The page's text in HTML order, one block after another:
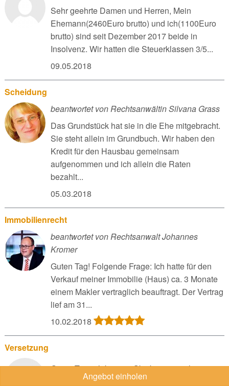
Angebot einholen
Sehr geehrte Damen und Herren, Mein
Ehemann(2460Euro brutto) und ich(1100Euro
brutto) sind seit Dezember 2017 beide in
Insolvenz. Wir hatten die Steuerklassen 3/5...
09.05.2018
Scheidung
beantwortet von Rechtsanwältin Silvana Grass
Das Grundstück hat sie in die Ehe mitgebracht.
Sie steht allein im Grundbuch. Wir haben den
Kredit für den Hausbau gemeinsam
aufgenommen und ich allein die Raten
bezahlt...
05.03.2018
Immobilienrecht
beantwortet von Rechtsanwalt Johannes
Kromer
Guten Tag! Folgende Frage: Ich hatte für den
Verkauf meiner Immobilie (Haus) ca. 3 Monate
einem Makler vertraglich beauftragt. Der Vertrag
lief am 31...
10.02.2018
Versetzung
Guten Tag, ich bin seit Oktober 2000 als
Erzieherin in Festanstellung in einem